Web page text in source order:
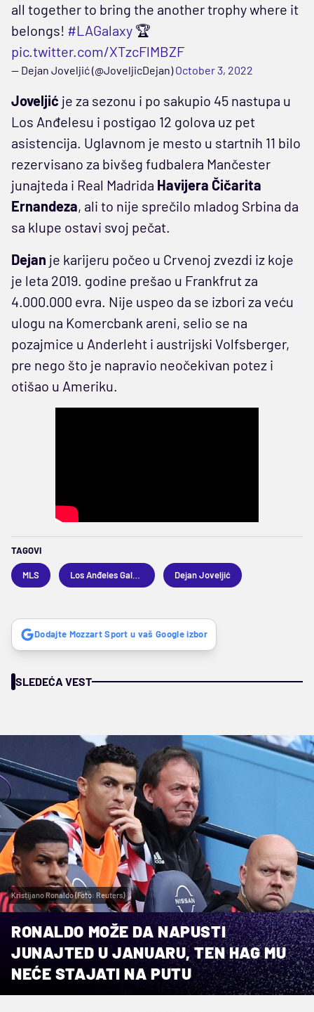
all together to bring the another trophy where it
belongs! #LAGalaxy 🏆
pic.twitter.com/XTzcFlMBZF
— Dejan Joveljić (@JoveljicDejan)October 3, 2022
Joveljić je za sezonu i po sakupio 45 nastupa u
Los Anđelesu i postigao 12 golova uz pet
asistencija. Uglavnom je mesto u startnih 11 bilo
rezervisano za bivšeg fudbalera Mančester
junajteda i Real Madrida Havijera Čičarita
Ernandeza, ali to nije sprečilo mladog Srbina da
sa klupe ostavi svoj pečat.
Dejan je karijeru počeo u Crvenoj zvezdi iz koje
je leta 2019. godine prešao u Frankfrut za
4.000.000 evra. Nije uspeo da se izbori za veću
ulogu na Komercbank areni, selio se na
pozajmice u Anderleht i austrijski Volfsberger,
pre nego što je napravio neočekivan potez i
otišao u Ameriku.
TAGOVI
MLS Dejan Joveljić
Dodajte Mozzart Sport u vaš Google izbor
SLEDEĆA VEST
Kristijano Ronaldo (Foto: Reuters)
RONALDO MOŽE DA NAPUSTI
JUNAJTED U JANUARU, TEN HAG MU
NEĆE STAJATI NA PUTU